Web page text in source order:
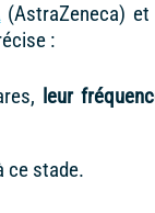
(AstraZeneca) et
:
leur
ce stade.